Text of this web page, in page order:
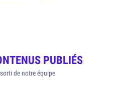
PUBLIÉS
de notre équipe